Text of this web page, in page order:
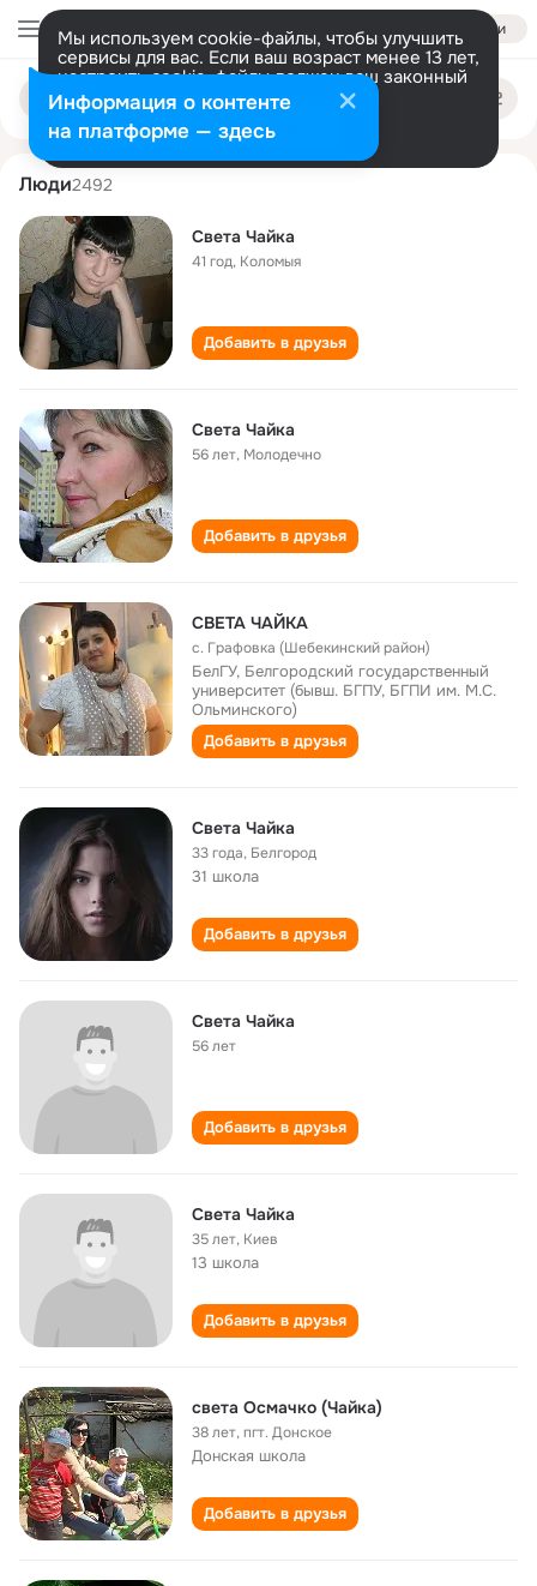
Войти
Мы используем cookie-файлы, чтобы улучшить
сервисы для вас. Если ваш возраст менее 13 лет,
настроить cookie-файлы должен ваш законный
представитель. Больше информации
Разрешить все Настроить
Поиск
людям
sveta chayka
Люди2492
Света Чайка
41 год, Коломыя
Добавить в друзья
Света Чайка
56 лет, Молодечно
Добавить в друзья
СВЕТА ЧАЙКА
с. Графовка (Шебекинский район)
БелГУ, Белгородский государственный
университет (бывш. БГПУ, БГПИ им. М.С.
Ольминского)
Добавить в друзья
Света Чайка
33 года, Белгород
31 школа
Добавить в друзья
Света Чайка
56 лет
Добавить в друзья
Cвета Чайка
35 лет, Киев
13 школа
Добавить в друзья
света Осмачко (Чайка)
38 лет,пгт. Донское
Донская школа
Добавить в друзья
Информация о контенте
на платформе — здесь